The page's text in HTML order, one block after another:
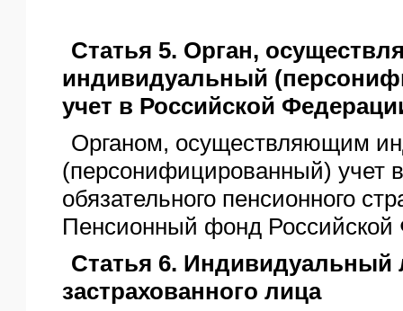
Статья 5. Орган,
индивидуальный
учет в Российской
Органом, осуществляющим
(персонифицированный) учет
обязательного пенсионного
Пенсионный фонд Российской
Статья 6. Индивидуальный
застрахованного лица